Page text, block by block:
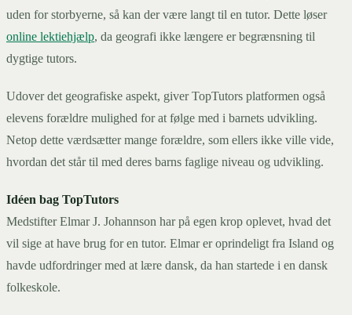
uden for storbyerne, så kan der være langt til en tutor. Dette løser
online lektiehjælp, da geografi ikke længere er begrænsning til
dygtige tutors.
Udover det geografiske aspekt, giver TopTutors platformen også
elevens forældre mulighed for at følge med i barnets udvikling.
Netop dette værdsætter mange forældre, som ellers ikke ville vide,
hvordan det står til med deres barns faglige niveau og udvikling.
Idéen bag TopTutors
Medstifter Elmar J. Johannson har på egen krop oplevet, hvad det
vil sige at have brug for en tutor. Elmar er oprindeligt fra Island og
havde udfordringer med at lære dansk, da han startede i en dansk
folkeskole.